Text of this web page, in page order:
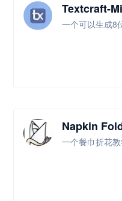
Textcraft-
一个可以生成8
Napkin
一个餐巾折花